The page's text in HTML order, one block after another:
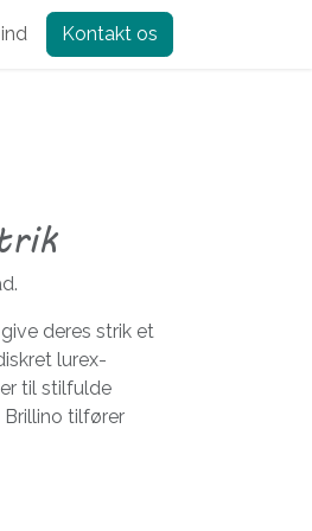
Kontakt os
deres strik et
lurex-
til stilfulde
tilfører